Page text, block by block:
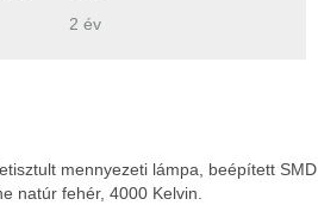
2 év
mennyezeti lámpa, beépített
natúr fehér, 4000 Kelvin.